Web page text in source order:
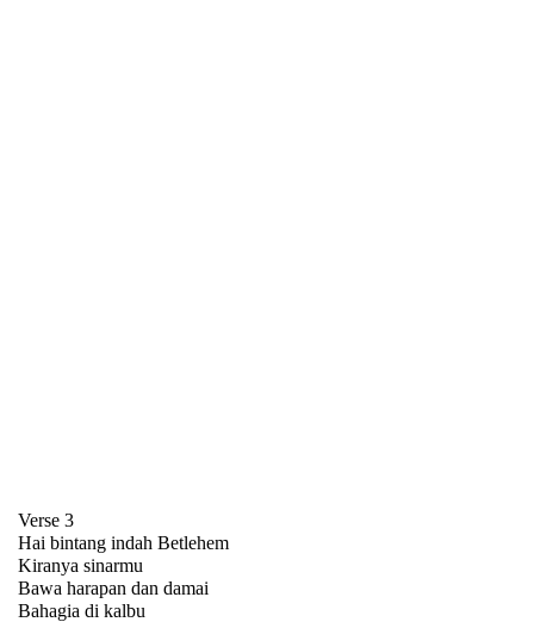
Verse 3
Hai bintang indah Betlehem
Kiranya sinarmu
Bawa harapan dan damai
Bahagia di kalbu